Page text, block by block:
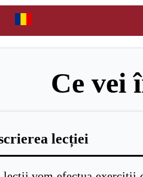
Ce vei
lecției